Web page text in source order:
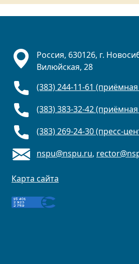
Россия, 630126, г.
Вилюйская, 28
(383) 244-11-61
(383) 383-32-42
(383) 269-24-30 (пресс-
nspu@nspu.ru,
Карта сайта